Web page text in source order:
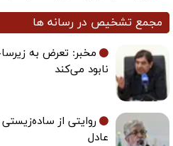
مجمع تشخیص در رسانه ها
مخبر: تعرض به
نابود می‌کند
روایتی از
عادل